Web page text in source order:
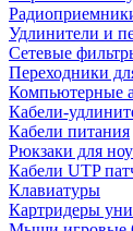
Удлинители и
Сетевые
Переходники
Компьютерные
Кабели-
Кабели питания
Рюкзаки для
Кабели UTP
Клавиатуры
Картридеры